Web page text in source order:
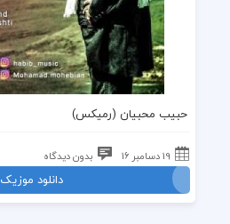
حبیب محبیان (رمیکس)
19 دسامبر 16 بدون دیدگاه
دانلود موزیک